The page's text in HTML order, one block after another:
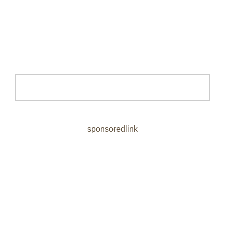
sponsoredlink